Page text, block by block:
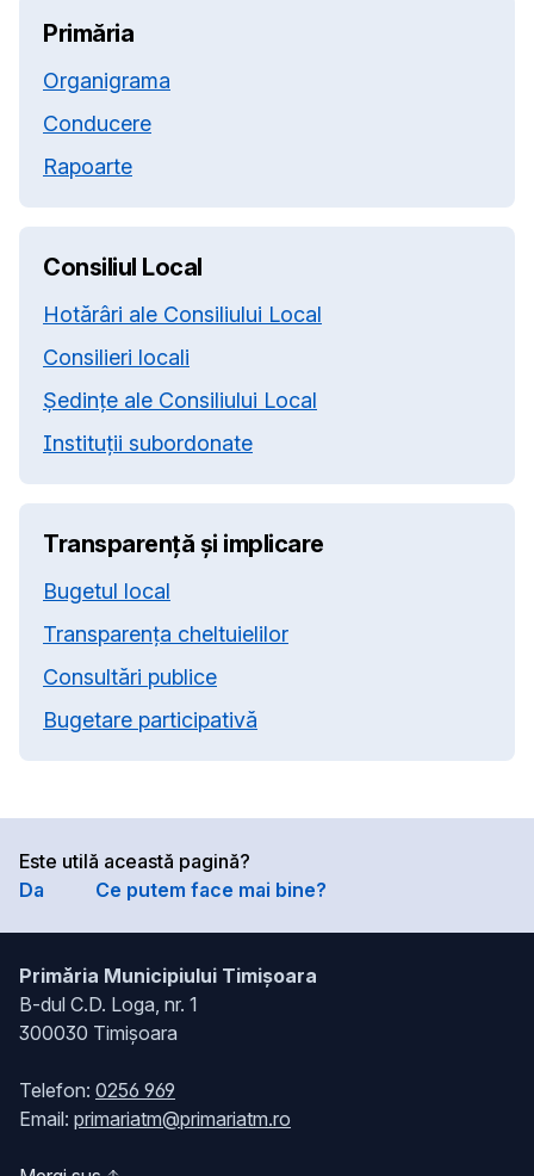
Primăria
Organigrama
Conducere
Rapoarte
Consiliul Local
Hotărâri ale Consiliului Local
Consilieri locali
Ședințe ale Consiliului Local
Instituții subordonate
Transparență și implicare
Bugetul local
Transparența cheltuielilor
Consultări publice
Bugetare participativă
Este utilă această pagină?
Da
Ce putem face mai bine?
Primăria Municipiului Timișoara
B-dul C.D. Loga, nr. 1
300030 Timișoara
Telefon: 0256 969
Email: primariatm@primariatm.ro